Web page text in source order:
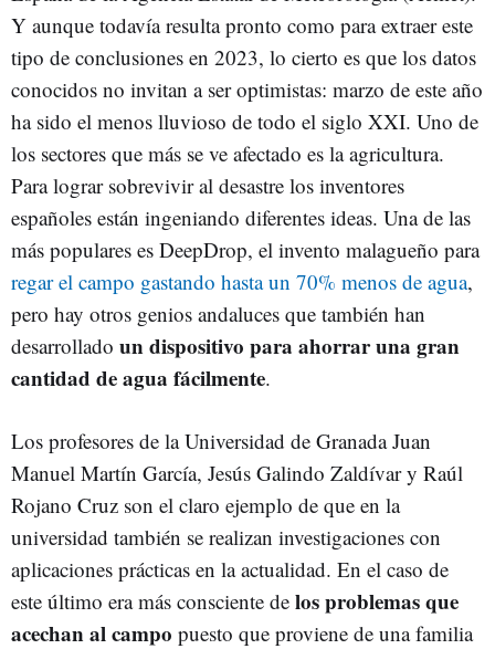
Y aunque todavía resulta pronto como para extraer este
tipo de conclusiones en 2023, lo cierto es que los datos
conocidos no invitan a ser optimistas: marzo de este año
ha sido el menos lluvioso de todo el siglo XXI. Uno de
los sectores que más se ve afectado es la agricultura.
Para lograr sobrevivir al desastre los inventores
españoles están ingeniando diferentes ideas. Una de las
más populares es DeepDrop, el invento malagueño para
regar el campo gastando hasta un 70% menos de agua,
pero hay otros genios andaluces que también han
desarrollado un dispositivo para ahorrar una gran
cantidad de agua fácilmente.
Los profesores de la Universidad de Granada Juan
Manuel Martín García, Jesús Galindo Zaldívar y Raúl
Rojano Cruz son el claro ejemplo de que en la
universidad también se realizan investigaciones con
aplicaciones prácticas en la actualidad. En el caso de
este último era más consciente de los problemas que
acechan al campo puesto que proviene de una familia